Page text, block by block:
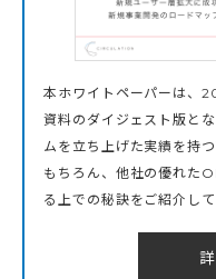
本ホワイトペーパーは、
資料のダイジェスト版と
ムを立ち上げた実績を持
もちろん、他社の優れた
る上での秘訣をご紹介して